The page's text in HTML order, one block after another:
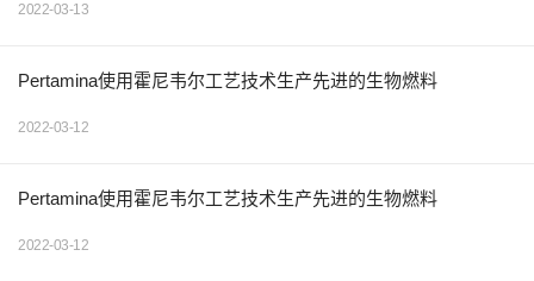
2022-03-13
Pertamina使用霍尼韦尔工艺技术生产先进的生物燃料
2022-03-12
Pertamina使用霍尼韦尔工艺技术生产先进的生物燃料
2022-03-12